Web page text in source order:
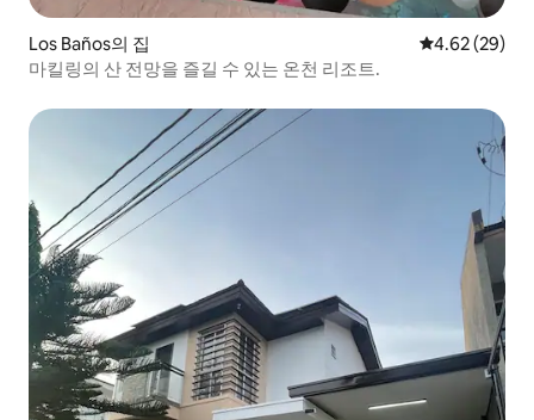
Los Baños의 집 평점 4.62점(5
4.62 (29)
마킬링의 산 전망을 즐길 수 있는 온천 리조트.